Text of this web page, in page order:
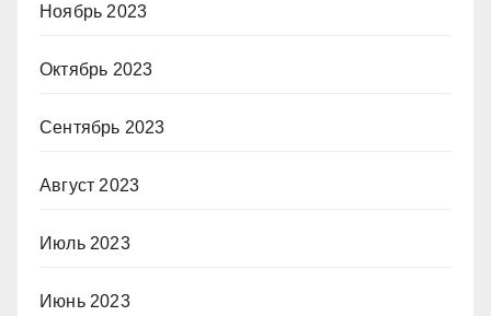
Ноябрь 2023
Октябрь 2023
Сентябрь 2023
Август 2023
Июль 2023
Июнь 2023